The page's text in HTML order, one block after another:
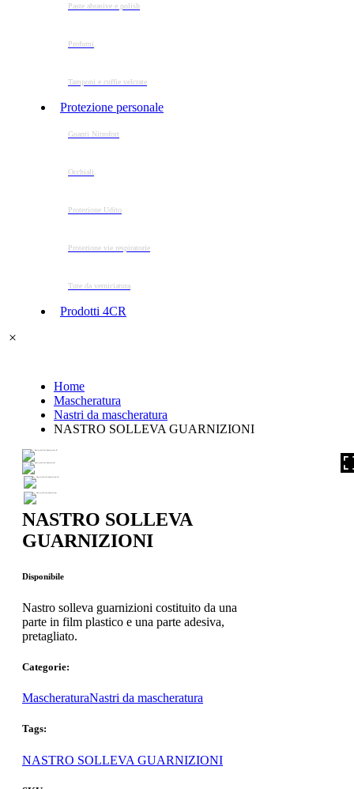
Paste abrasive e polish
Profumi
Tamponi e cuffie velcrate
Protezione personale
Guanti Nitrofort
Occhiali
Protezione Udito
Protezione vie respiratorie
Tute da verniciatura
Prodotti 4CR
Home
Mascheratura
Nastri da mascheratura
NASTRO SOLLEVA GUARNIZIONI
NASTRO SOLLEVA
GUARNIZIONI
Disponibile
Nastro solleva guarnizioni costituito da una
parte in film plastico e una parte adesiva,
pretagliato.
Categorie:
MascheraturaNastri da mascheratura
Tags:
NASTRO SOLLEVA GUARNIZIONI